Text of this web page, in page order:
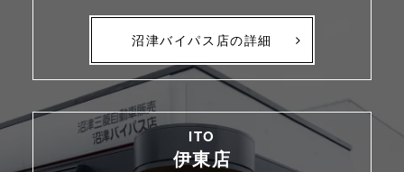
沼津バイパス店の詳細
ITO
伊東店